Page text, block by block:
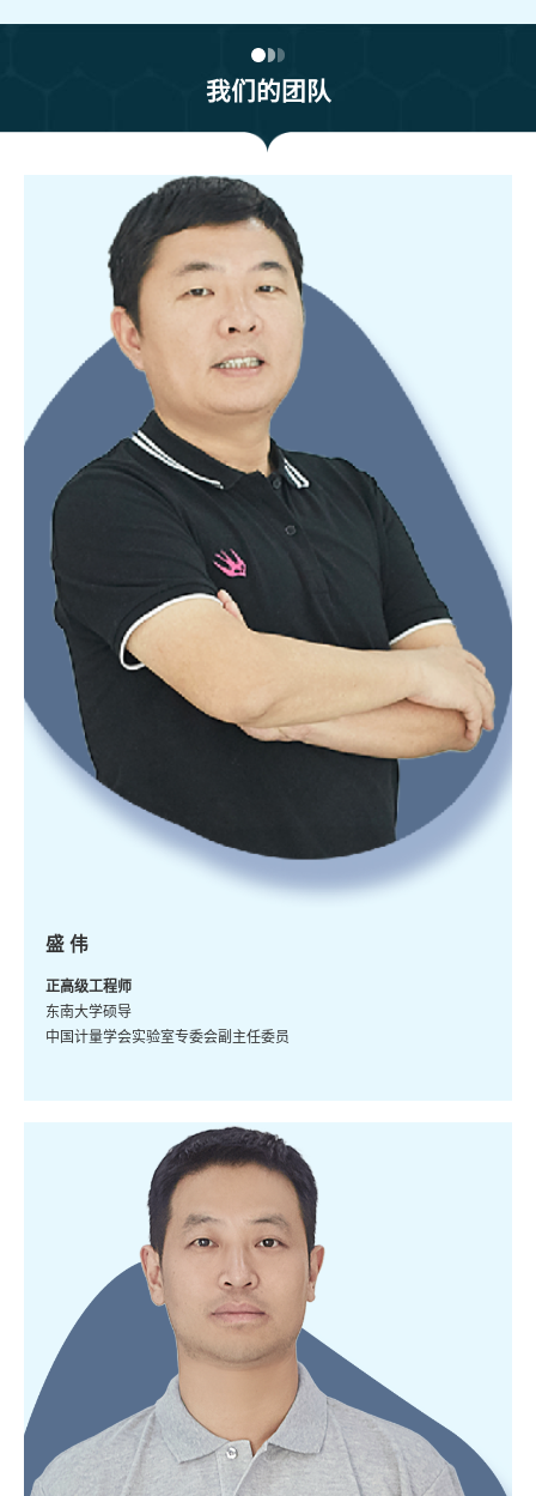
我们的团队
盛 伟
正高级工程师
东南大学硕导
中国计量学会实验室专委会副主任委员